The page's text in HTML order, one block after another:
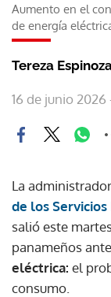
Aumento en el
de energía
Tereza
16 de junio 2026
La
de los Servicios
salió este
panameños
eléctrica: el
consumo.